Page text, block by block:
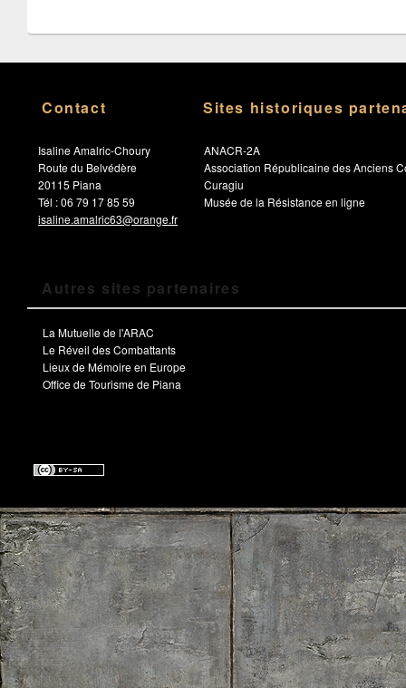
Contact
Isaline Amalric-Choury
Route du Belvédère
20115 Piana
Tél : 06 79 17 85 59
isaline.amalric63@orange.fr
Sites historiques
ANACR-2A
Association Républicaine des Anciens
Curagiu
Musée de la Résistance en ligne
Autres sites partenaires
La Mutuelle de l'ARAC
Le Réveil des Combattants
Lieux de Mémoire en Europe
Office de Tourisme de Piana